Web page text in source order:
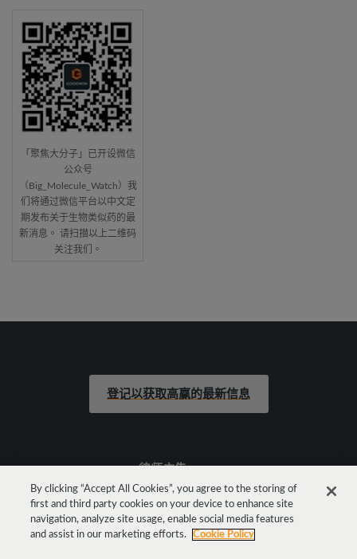
「聚焦大分子」已开设微信
公众号
（Big_Molecule_Watch）我
们将通过微信平台以中文定
期发布关于生物类似药的最
新消息。 请扫描以上二维码
关注我们。
登记以获取高赢的最新信息
律师广告
法律声明
By clicking “Accept All Cookies”, you agree to the storing of
first and third party cookies on your device to enhance site
navigation, analyze site usage, enable social media features
and assist in our marketing efforts.
Cookie Policy